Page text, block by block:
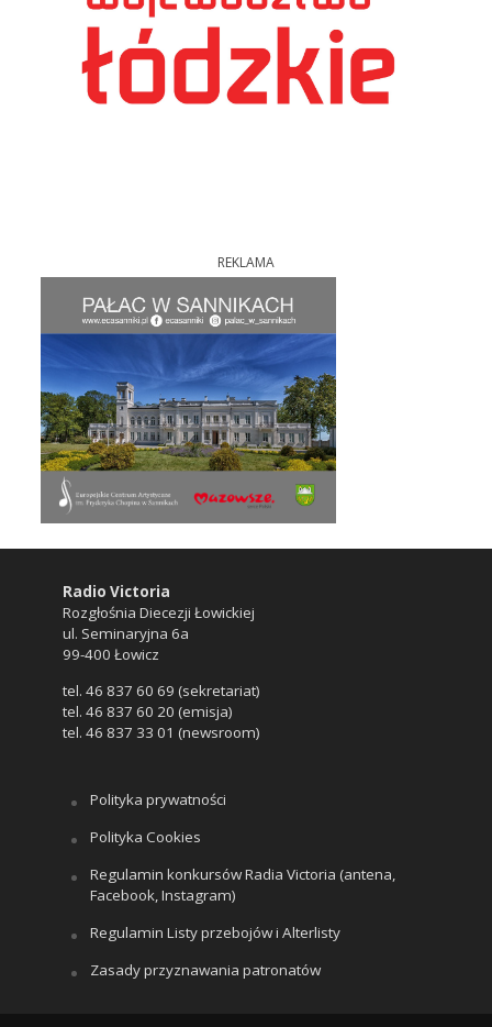
REKLAMA
Radio Victoria
Rozgłośnia Diecezji Łowickiej
ul. Seminaryjna 6a
99-400 Łowicz
tel. 46 837 60 69 (sekretariat)
tel. 46 837 60 20 (emisja)
tel. 46 837 33 01 (newsroom)
Polityka prywatności
Polityka Cookies
Regulamin konkursów Radia Victoria (antena,
Facebook, Instagram)
Regulamin Listy przebojów i Alterlisty
Zasady przyznawania patronatów